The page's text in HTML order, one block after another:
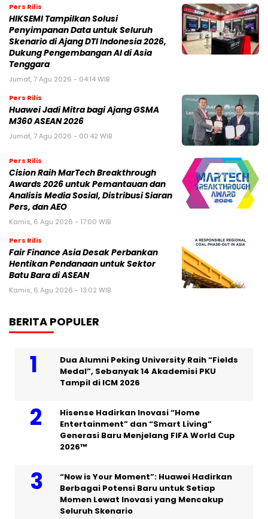
Pers Rilis
HIKSEMI Tampilkan Solusi
Penyimpanan Data untuk Seluruh
Skenario di Ajang DTI Indonesia 2026,
Dukung Pengembangan AI di Asia
Tenggara
Jumat, 7 Agu 2026 - 04:14 WIB
Pers Rilis
Huawei Jadi Mitra bagi Ajang GSMA
M360 ASEAN 2026
Jumat, 7 Agu 2026 - 00:42 WIB
Pers Rilis
Cision Raih MarTech Breakthrough
Awards 2026 untuk Pemantauan dan
Analisis Media Sosial, Distribusi Siaran
Pers, dan AEO
Kamis, 6 Agu 2026 - 17:00 WIB
Pers Rilis
Fair Finance Asia Desak Perbankan
Hentikan Pendanaan untuk Sektor
Batu Bara di ASEAN
Kamis, 6 Agu 2026 - 13:02 WIB
BERITA POPULER
Dua Alumni Peking University Raih “Fields
Medal”, Sebanyak 14 Akademisi PKU
Tampil di ICM 2026
Hisense Hadirkan Inovasi “Home
Entertainment” dan “Smart Living”
Generasi Baru Menjelang FIFA World Cup
2026™
“Now is Your Moment”: Huawei Hadirkan
Berbagai Potensi Baru untuk Setiap
Momen Lewat Inovasi yang Mencakup
Seluruh Skenario